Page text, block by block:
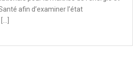
afin d’examiner l’état